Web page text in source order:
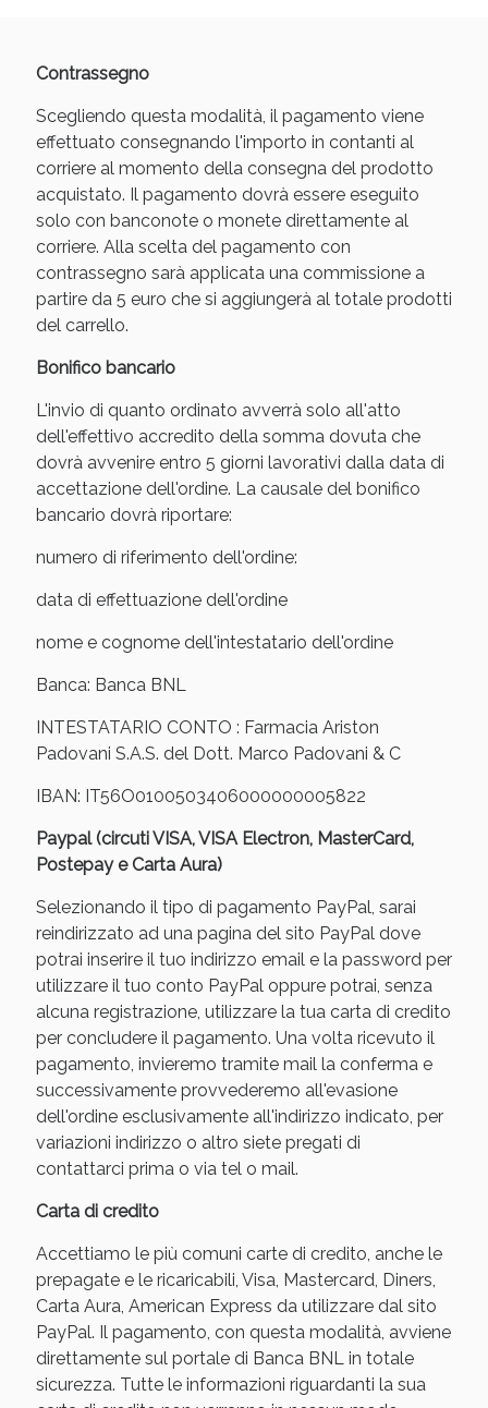
Contrassegno
Scegliendo questa modalità, il pagamento viene
effettuato consegnando l'importo in contanti al
corriere al momento della consegna del prodotto
acquistato. Il pagamento dovrà essere eseguito
solo con banconote o monete direttamente al
corriere. Alla scelta del pagamento con
contrassegno sarà applicata una commissione a
partire da 5 euro che si aggiungerà al totale prodotti
del carrello.
Bonifico bancario
L'invio di quanto ordinato avverrà solo all'atto
dell'effettivo accredito della somma dovuta che
dovrà avvenire entro 5 giorni lavorativi dalla data di
accettazione dell'ordine. La causale del bonifico
bancario dovrà riportare:
numero di riferimento dell'ordine:
data di effettuazione dell'ordine
nome e cognome dell'intestatario dell'ordine
Banca: Banca BNL
INTESTATARIO CONTO : Farmacia Ariston
Padovani S.A.S. del Dott. Marco Padovani & C
IBAN: IT56O0100503406000000005822
Paypal (circuti VISA, VISA Electron, MasterCard,
Postepay e Carta Aura)
Selezionando il tipo di pagamento PayPal, sarai
reindirizzato ad una pagina del sito PayPal dove
potrai inserire il tuo indirizzo email e la password per
utilizzare il tuo conto PayPal oppure potrai, senza
alcuna registrazione, utilizzare la tua carta di credito
per concludere il pagamento. Una volta ricevuto il
pagamento, invieremo tramite mail la conferma e
successivamente provvederemo all'evasione
dell'ordine esclusivamente all'indirizzo indicato, per
variazioni indirizzo o altro siete pregati di
contattarci prima o via tel o mail.
Carta di credito
Accettiamo le più comuni carte di credito, anche le
prepagate e le ricaricabili, Visa, Mastercard, Diners,
Carta Aura, American Express da utilizzare dal sito
PayPal. Il pagamento, con questa modalità, avviene
direttamente sul portale di Banca BNL in totale
sicurezza. Tutte le informazioni riguardanti la sua
Sconto fino al 55% disponibile oggi!